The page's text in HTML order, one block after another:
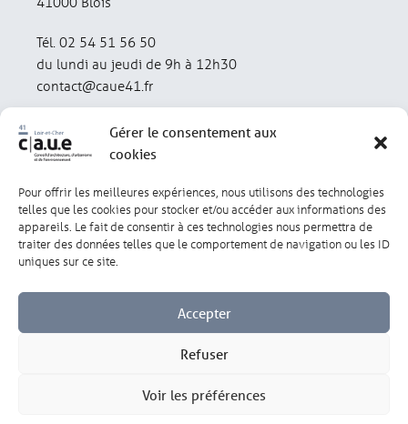
Gérer le consentement aux
cookies
Pour offrir les meilleures expériences, nous utilisons des technologies
telles que les cookies pour stocker et/ou accéder aux informations des
appareils. Le fait de consentir à ces technologies nous permettra de
traiter des données telles que le comportement de navigation ou les ID
uniques sur ce site.
Accepter
Refuser
Voir les préférences
Tél. 02 54 51 56 50
du lundi au jeudi de 9h à 12h30
contact@caue41.fr
Mentions légales Politique de confidentialité
Lexique Réalisation : olivgraphic.com